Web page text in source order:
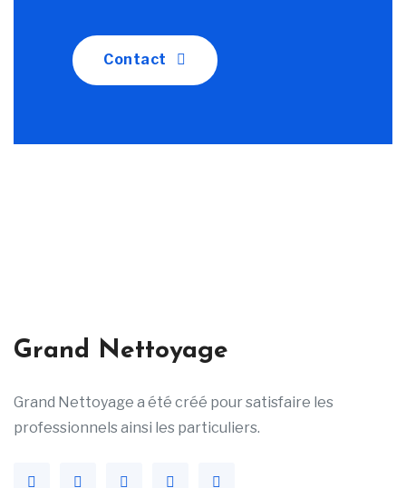
Contact
Grand Nettoyage
Grand Nettoyage a été créé pour satisfaire les
professionnels ainsi les particuliers.